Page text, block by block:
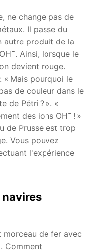
ne change pas de
Il passe du
autre produit de la
−. Ainsi, lorsque le
devient rouge.
« Mais pourquoi le
de couleur dans le
de Pétri ? ». «
des ions OH− ! »
de Prusse est trop
Vous pouvez
l'expérience
morceau de fer avec
Comment